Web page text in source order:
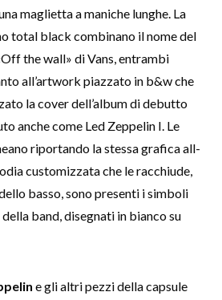
maglietta a maniche lunghe. La
total black combinano il nome del
the wall» di Vans, entrambi
all’artwork piazzato in b&w che
la cover dell’album di debutto
anche come Led Zeppelin I. Le
riportando la stessa grafica all-
customizzata che le racchiude,
basso, sono presenti i simboli
band, disegnati in bianco su
e gli altri pezzi della capsule